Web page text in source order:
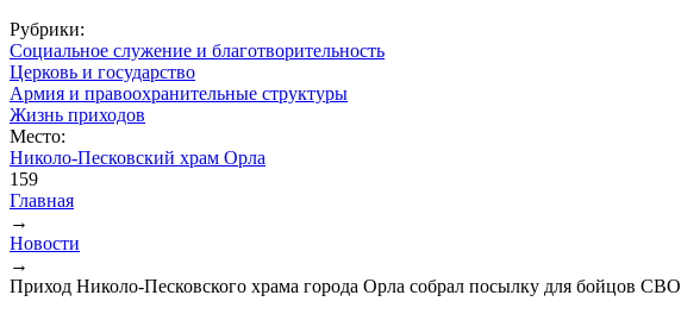
Рубрики:
Социальное служение и благотворительность
Церковь и государство
Армия и правоохранительные структуры
Жизнь приходов
Место:
Николо-Песковский храм Орла
159
Вы здесь
Главная
→
Новости
→
Приход Николо-Песковского храма города Орла собрал посылку для бойцов СВО